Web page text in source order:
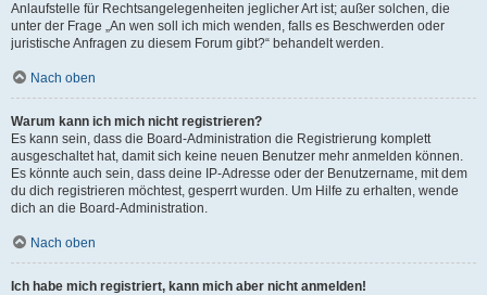
Anlaufstelle für Rechtsangelegenheiten jeglicher Art ist; außer solchen, die
unter der Frage „An wen soll ich mich wenden, falls es Beschwerden oder
juristische Anfragen zu diesem Forum gibt?“ behandelt werden.
Nach oben
Warum kann ich mich nicht registrieren?
Es kann sein, dass die Board-Administration die Registrierung komplett
ausgeschaltet hat, damit sich keine neuen Benutzer mehr anmelden können.
Es könnte auch sein, dass deine IP-Adresse oder der Benutzername, mit dem
du dich registrieren möchtest, gesperrt wurden. Um Hilfe zu erhalten, wende
dich an die Board-Administration.
Nach oben
Ich habe mich registriert, kann mich aber nicht anmelden!